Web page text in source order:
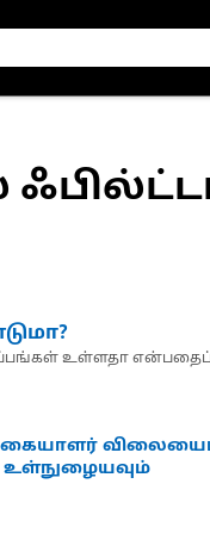
உள்ளதா
உள்நுழையவும்